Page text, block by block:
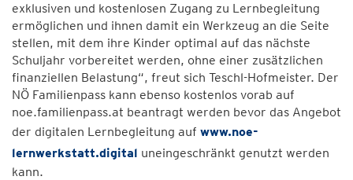
exklusiven und kostenlosen Zugang zu Lernbegleitung
ermöglichen und ihnen damit ein Werkzeug an die Seite
stellen, mit dem ihre Kinder optimal auf das nächste
Schuljahr vorbereitet werden, ohne einer zusätzlichen
finanziellen Belastung“, freut sich Teschl-Hofmeister. Der
NÖ Familienpass kann ebenso kostenlos vorab auf
noe.familienpass.at beantragt werden bevor das Angebot
der digitalen Lernbegleitung auf www.noe-
lernwerkstatt.digital uneingeschränkt genutzt werden
kann.